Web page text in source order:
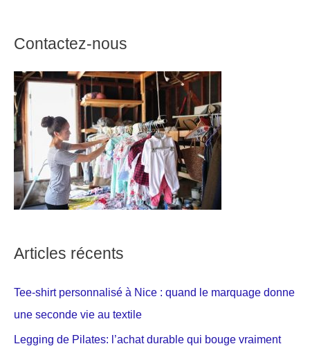
Contactez-nous
Articles récents
Tee-shirt personnalisé à Nice : quand le marquage donne
une seconde vie au textile
Legging de Pilates: l’achat durable qui bouge vraiment